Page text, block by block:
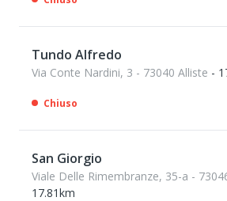
Tundo Alfredo
Via Conte Nardini, 3 - 73040 Alliste -
Chiuso
San Giorgio
Viale Delle Rimembranze, 35-a -
17.81km